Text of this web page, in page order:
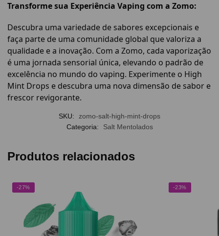
Transforme sua Experiência Vaping com a Zomo:
Descubra uma variedade de sabores excepcionais e
faça parte de uma comunidade global que valoriza a
qualidade e a inovação. Com a Zomo, cada vaporização
é uma jornada sensorial única, elevando o padrão de
excelência no mundo do vaping. Experimente o High
Mint Drops e descubra uma nova dimensão de sabor e
frescor revigorante.
SKU:
zomo-salt-high-mint-drops
Categoria:
Salt Mentolados
Produtos relacionados
-27% -23%